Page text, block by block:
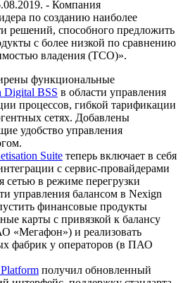
- Компания
по созданию наиболее
решений, способного предложить
с более низкой по сравнению
владения (TCO)».
функциональные
Digital BSS в области управления
процессов, гибкой тарификации
сетях. Добавлены
удобство управления
Suite теперь включает в себя
с сервис-провайдерами
сетью в режиме перегрузки
управления балансом в Nexign
финансовые продукты
карты с привязкой к балансу
«Мегафон») и реализовать
фабрик у операторов (в ПАО
получил обновленный